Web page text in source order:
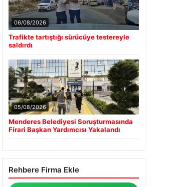
06/08/2026
Trafikte tartıştığı sürücüye testereyle
saldırdı
05/08/2026
Menderes Belediyesi Soruşturmasında
Firari Başkan Yardımcısı Yakalandı
Rehbere Firma Ekle